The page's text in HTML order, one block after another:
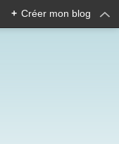
+ Créer mon blog